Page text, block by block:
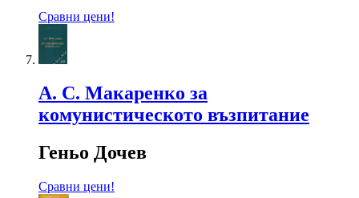
Сравни цени!
А. С. Макаренко за
комунистическото възпитание
Геньо Дочев
Сравни цени!